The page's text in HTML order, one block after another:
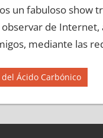
un fabuloso show
de
mediante las
Ácido Carbónico